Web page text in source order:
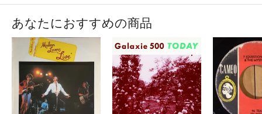
あなたにおすすめの商品